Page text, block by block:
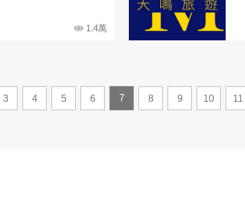
1.4萬
3 4 5 6 7 8 9 10 11